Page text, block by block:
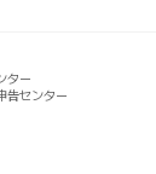
ター
告センター